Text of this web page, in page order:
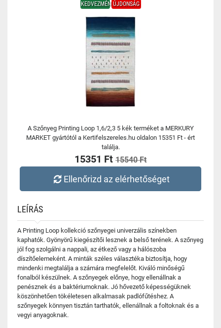
KEDVEZMÉNYÚJDONSÁG
A Szőnyeg Printing Loop 1,6/2,3 5 kék terméket a MERKURY
MARKET gyártótól a Kertifelszereles.hu oldalon 15351 Ft - ért
találja.
15351 Ft 15540 Ft
Ellenőrizd az elérhetőséget
LEÍRÁS
A Printing Loop kollekció szőnyegei univerzális színekben
kaphatók. Gyönyörű kiegészítői lesznek a belső terének. A szőnyeg
jól fog szolgálni a nappali, az étkező vagy a hálószoba
díszítőelemeként. A minták széles választéka biztosítja, hogy
mindenki megtalálja a számára megfelelőt. Kiváló minőségű
fonalból készülnek. A szőnyegek előnye, hogy ellenállnak a
penésznek és a baktériumoknak. Jó hővezető képességüknek
köszönhetően tökéletesen alkalmasak padlófűtéshez. A
szőnyegek könnyen tisztán tarthatók, ellenállnak a foltoknak és a
vegyi anyagoknak.